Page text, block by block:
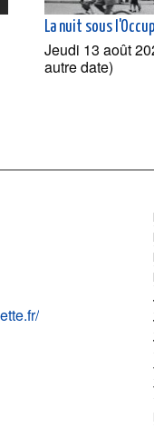
La nuit sous
Jeudi 13 août
autre date)